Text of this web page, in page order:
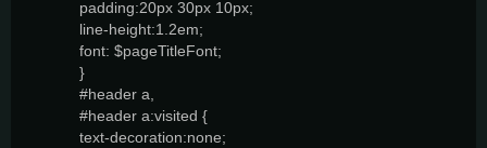
padding:20px 30px 10px;
line-height:1.2em;
font: $pageTitleFont;
}
#header a,
#header a:visited {
text-decoration:none;